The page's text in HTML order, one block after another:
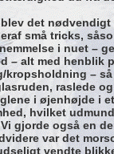
det
små tricks,
i nuet –
– alt med henblik
kropsholdning –
raslede
i øjenhøjde i
hvilket
gjorde også en
var det
vendte